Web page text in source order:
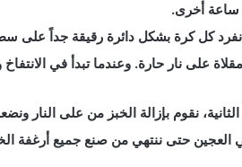
ساعة أخرى.
نفرد كل كرة بشكل دائرة رقيقة جداً
على نار حارة. وعندما تبدأ في
نقوم بإزالة الخبز من على النار
العجين حتى ننتهي من صنع جميع أرغفة